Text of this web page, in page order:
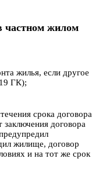
частном жилом
жилья, если другое
ГК);
срока договора
заключения договора
жилище, договор
и на тот же срок